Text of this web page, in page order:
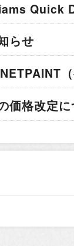
Quick
らせ
価格改定